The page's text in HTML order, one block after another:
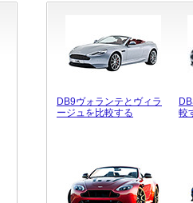
DB9ヴォランテとヴィラ
ージュを比較する
較